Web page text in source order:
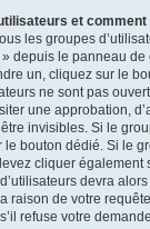
et
les groupes
depuis le panneau de
un, cliquez sur le
ne sont pas
une approbation,
invisibles. Si le
bouton dédié. Si le
cliquer également
devra
raison de votre
refuse votre